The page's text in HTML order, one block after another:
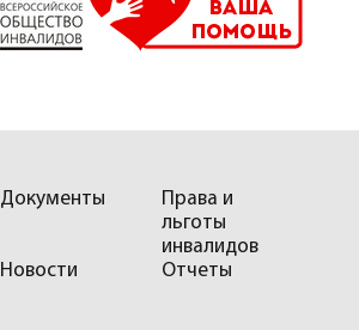
Документы
Права и
льготы
инвалидов
Новости Отчеты